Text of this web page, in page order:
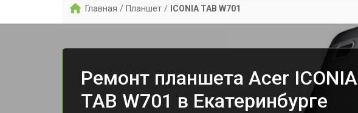
Главная / Планшет / ICONIA TAB W701
Ремонт планшета Acer ICONIA
TAB W701 в Екатеринбурге